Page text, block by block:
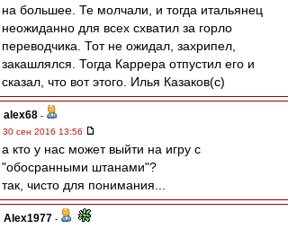
на большее. Те молчали, и тогда итальянец
неожиданно для всех схватил за горло
переводчика. Тот не ожидал, захрипел,
закашлялся. Тогда Каррера отпустил его и
сказал, что вот этого. Илья Казаков(с)
alex68 -
30 сен 2016 13:56
а кто у нас может выйти на игру с
"обосранными штанами"?
так, чисто для понимания...
Alex1977 -